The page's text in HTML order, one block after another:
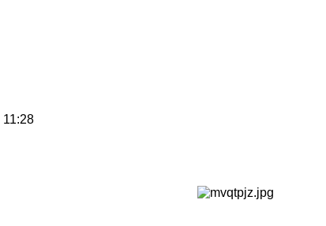
11:28